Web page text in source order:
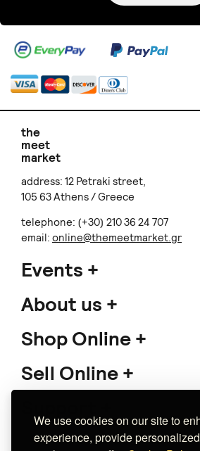
We use cookies on our site to
experience, provide
the
meet
market
address: 12 Petraki street,
105 63 Athens / Greece
telephone: (+30) 210 36 24 707
email: online@themeetmarket.gr
Events
About us
Shop Online
Sell Online